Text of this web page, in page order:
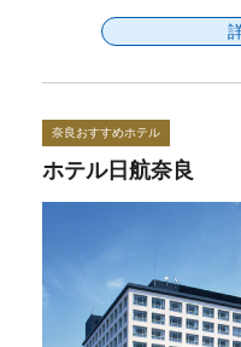
奈良おすすめホテル
ホテル日航奈良